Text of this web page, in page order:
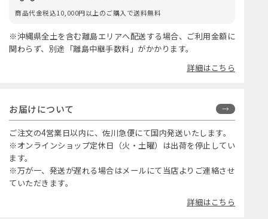
商品代金税込10,000円以上のご購入で送料無料
※沖縄県全土を含む離島エリアへ配送する場合、ご利用金額に
関わらず、別途「離島中継手数料」がかかります。
詳細はこちら
お届けについて
ご注文の4営業日以内に、佐川急便にて国内発送いたします。
※オンラインショップ定休日（火・土曜）は出荷を停止してい
ます。
※万が一、発送が遅れる場合はメールにて当店よりご連絡させ
ていただきます。
詳細はこちら